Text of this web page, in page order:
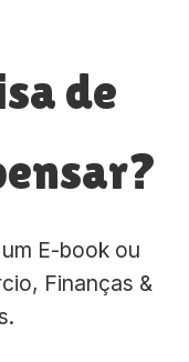
de
E-book ou
Finanças &